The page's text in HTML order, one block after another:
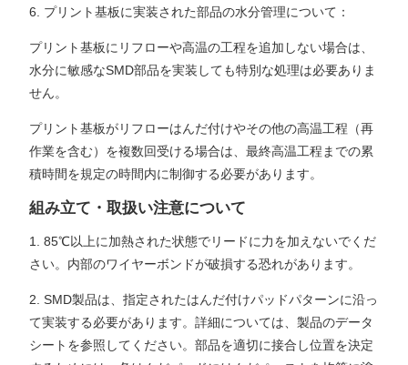
6. プリント基板に実装された部品の水分管理について：
プリント基板にリフローや高温の工程を追加しない場合は、
水分に敏感なSMD部品を実装しても特別な処理は必要ありま
せん。
プリント基板がリフローはんだ付けやその他の高温工程（再
作業を含む）を複数回受ける場合は、最終高温工程までの累
積時間を規定の時間内に制御する必要があります。
組み立て・取扱い注意について
1. 85℃以上に加熱された状態でリードに力を加えないでくだ
さい。内部のワイヤーボンドが破損する恐れがあります。
2. SMD製品は、指定されたはんだ付けパッドパターンに沿っ
て実装する必要があります。詳細については、製品のデータ
シートを参照してください。部品を適切に接合し位置を決定